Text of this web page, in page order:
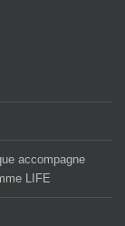
accompagne
LIFE